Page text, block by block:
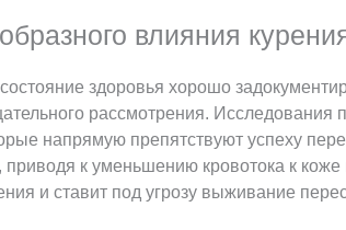
влияния
здоровья хорошо
рассмотрения.
напрямую препятствуют успеху
приводя к уменьшению кровотока к
и ставит под угрозу выживание